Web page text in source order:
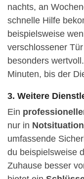
nachts, an
schnelle Hilfe
beispielsweise
verschlossener
besonders
Minuten, bis der
3. Weitere
Ein
nur in
umfassende
du beispielsweise
Zuhause besser